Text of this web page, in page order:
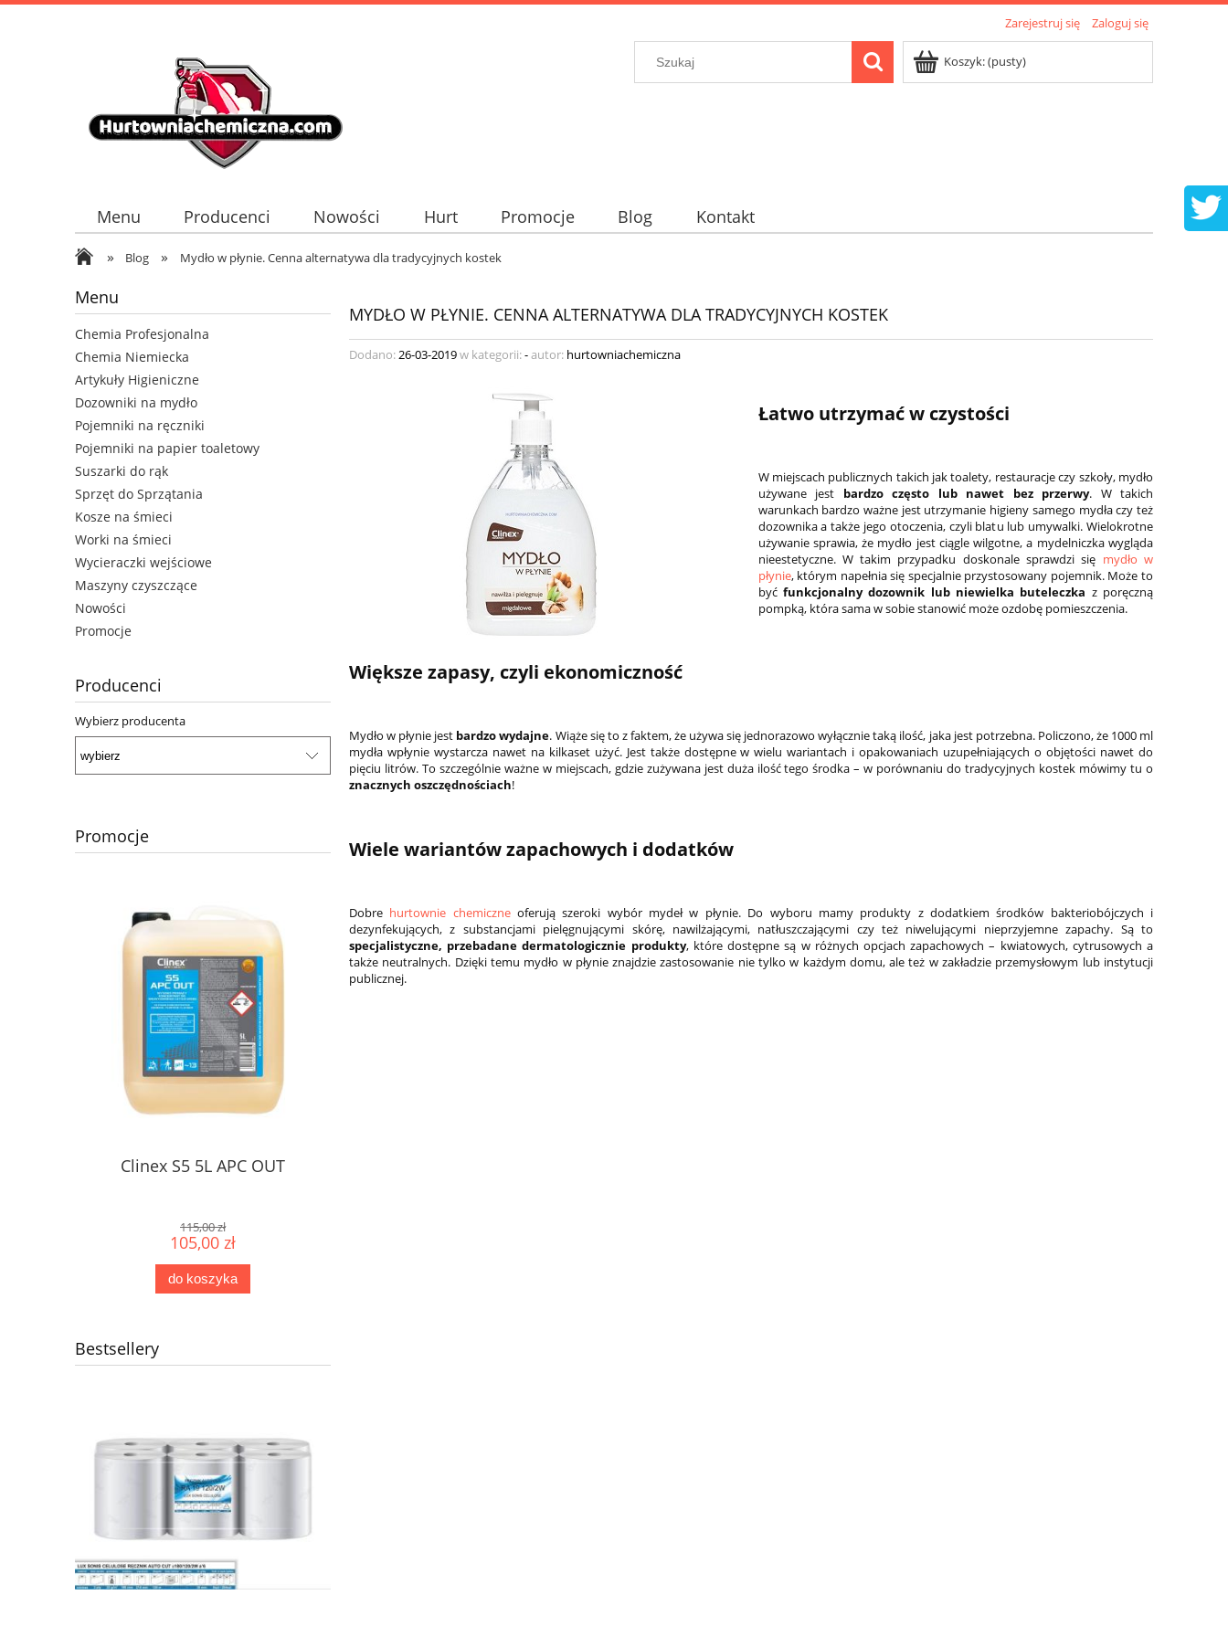
Zarejestruj się Zaloguj się
Koszyk:(pusty)
Menu Producenci Nowości Hurt Promocje Blog Kontakt
» Blog » Mydło w płynie. Cenna alternatywa dla tradycyjnych kostek
Menu
Chemia Profesjonalna
Chemia Niemiecka
Artykuły Higieniczne
Dozowniki na mydło
Pojemniki na ręczniki
Pojemniki na papier toaletowy
Suszarki do rąk
Sprzęt do Sprzątania
Kosze na śmieci
Worki na śmieci
Wycieraczki wejściowe
Maszyny czyszczące
Nowości
Promocje
Producenci
Wybierz producenta
Promocje
Clinex S5 5L APC OUT
115,00 zł
105,00 zł
do koszyka
Bestsellery
MYDŁO W PŁYNIE. CENNA ALTERNATYWA DLA TRADYCYJNYCH KOSTEK
Dodano:26-03-2019w kategorii:-autor: hurtowniachemiczna
Łatwo utrzymać w czystości
W miejscach publicznych takich jak toalety, restauracje czy szkoły, mydło
używane jest bardzo często lub nawet bez przerwy. W takich
warunkach bardzo ważne jest utrzymanie higieny samego mydła czy też
dozownika a także jego otoczenia, czyli blatu lub umywalki. Wielokrotne
używanie sprawia, że mydło jest ciągle wilgotne, a mydelniczka wygląda
nieestetyczne. W takim przypadku doskonale sprawdzi się mydło w
płynie, którym napełnia się specjalnie przystosowany pojemnik. Może to
być funkcjonalny dozownik lub niewielka buteleczka z poręczną
pompką, która sama w sobie stanowić może ozdobę pomieszczenia.
Większe zapasy, czyli ekonomiczność
Mydło w płynie jest bardzo wydajne. Wiąże się to z faktem, że używa się jednorazowo wyłącznie taką ilość, jaka jest potrzebna. Policzono, że 1000 ml
mydła wpłynie wystarcza nawet na kilkaset użyć. Jest także dostępne w wielu wariantach i opakowaniach uzupełniających o objętości nawet do
pięciu litrów. To szczególnie ważne w miejscach, gdzie zużywana jest duża ilość tego środka – w porównaniu do tradycyjnych kostek mówimy tu o
znacznych oszczędnościach!
Wiele wariantów zapachowych i dodatków
Dobre hurtownie chemiczneoferują szeroki wybór mydeł w płynie. Do wyboru mamy produkty z dodatkiem środków bakteriobójczych i
dezynfekujących, z substancjami pielęgnującymi skórę, nawilżającymi, natłuszczającymi czy też niwelującymi nieprzyjemne zapachy. Są to
specjalistyczne, przebadane dermatologicznie produkty, które dostępne są w różnych opcjach zapachowych – kwiatowych, cytrusowych a
także neutralnych. Dzięki temu mydło w płynie znajdzie zastosowanie nie tylko w każdym domu, ale też w zakładzie przemysłowym lub instytucji
publicznej.